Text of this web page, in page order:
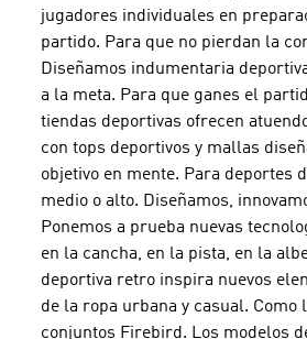
jugadores individuales en
partido. Para que no pierdan la
Diseñamos indumentaria
a la meta. Para que ganes el
tiendas deportivas ofrecen
con tops deportivos y mallas
objetivo en mente. Para deportes
medio o alto. Diseñamos,
Ponemos a prueba nuevas
en la cancha, en la pista, en la
deportiva retro inspira nuevos
de la ropa urbana y casual. Como
conjuntos Firebird. Los modelos